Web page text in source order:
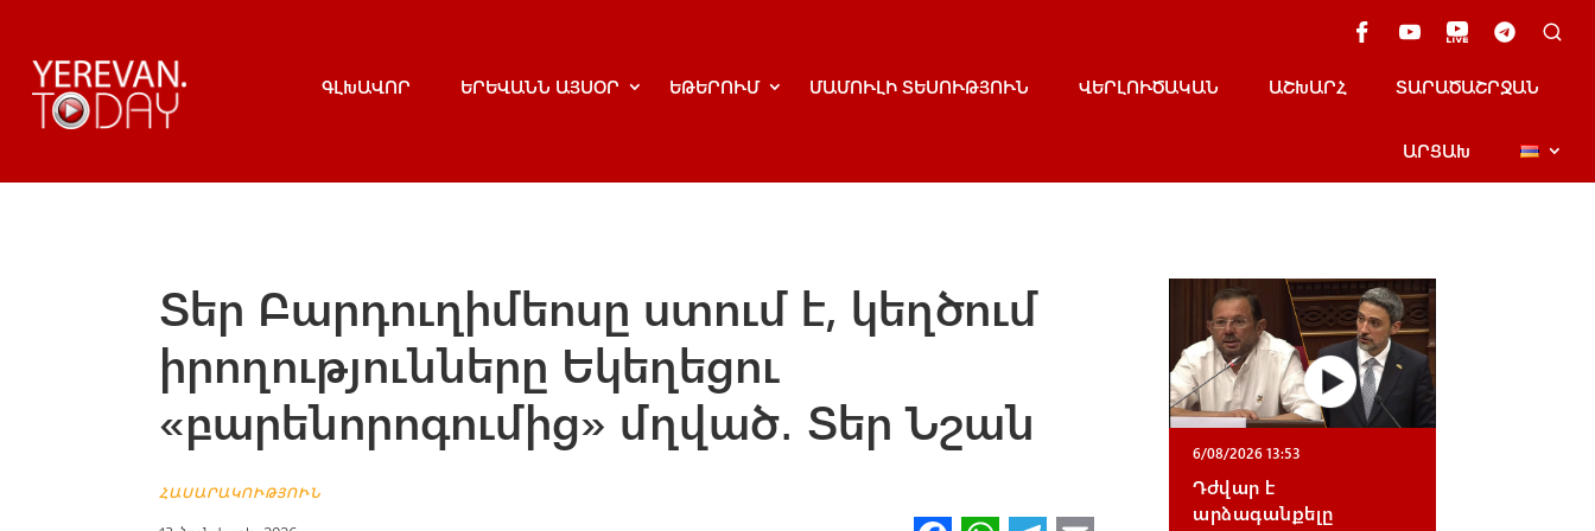
ԳԼԽԱՎՈՐ ԵՐԵՎԱՆՆ ԱՅՍՕՐ ԵԹԵՐՈՒՄ ՄԱՄՈՒԼԻ ՏԵՍՈՒԹՅՈՒՆ ՎԵՐԼՈՒԾԱԿԱՆ ԱՇԽԱՐՀ ՏԱՐԱԾԱՇՐՋԱՆ
ԱՐՑԱԽ
Տեր Բարդուղիմեոսը ստում է, կեղծում
իրողությունները Եկեղեցու
«բարենորոգումից» մղված․ Տեր Նշան
ՀԱՍԱՐԱԿՈՒԹՅՈՒՆ
6/08/2026 13:53
Դժվար է
արձագանքելը